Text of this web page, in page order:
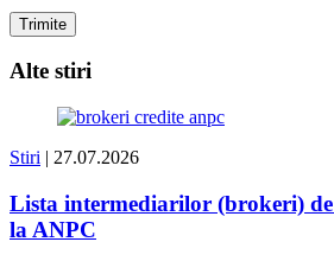
Alte stiri
Stiri | 27.07.2026
Lista intermediarilor (brokeri)
la ANPC